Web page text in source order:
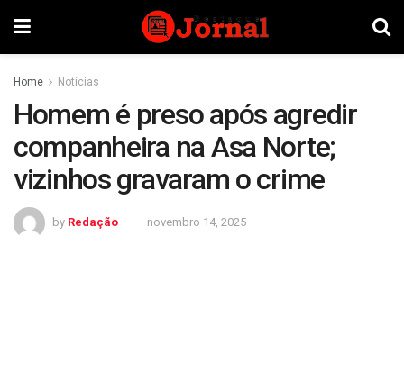
Home Notícias
Homem é preso após agredir
companheira na Asa Norte;
vizinhos gravaram o crime
by Redação novembro 14, 2025